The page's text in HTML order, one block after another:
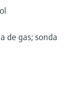
de gas; sonda